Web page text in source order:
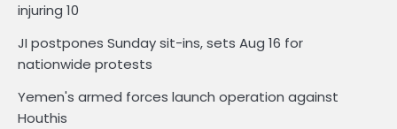
injuring 10
JI postpones Sunday sit-ins, sets Aug 16 for
nationwide protests
Yemen's armed forces launch operation against
Houthis